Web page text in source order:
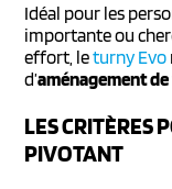
Idéal pour les
importante ou
effort, leturny Evo
d’aménagement
LES CRITÈRES
PIVOTANT